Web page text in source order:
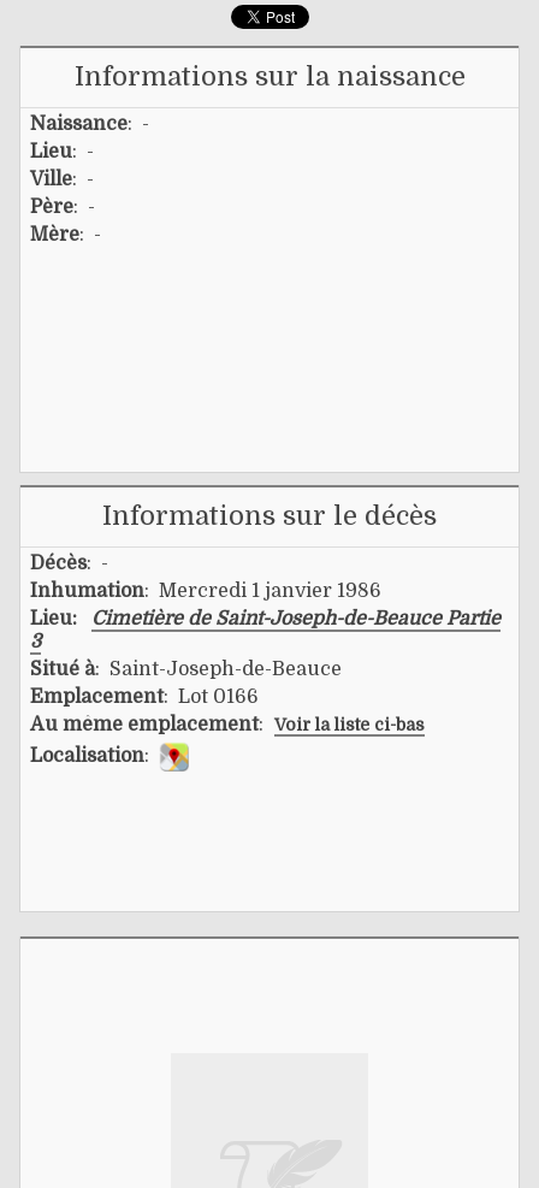
Informations sur la naissance
Naissance: -
Lieu: -
Ville: -
Père: -
Mère: -
Informations sur le décès
Décès: -
Inhumation: Mercredi 1 janvier 1986
Lieu:
Cimetière de Saint-Joseph-de-Beauce Partie
3
Situé à: Saint-Joseph-de-Beauce
Emplacement: Lot 0166
Au même emplacement: Voir la liste ci-bas
Localisation: